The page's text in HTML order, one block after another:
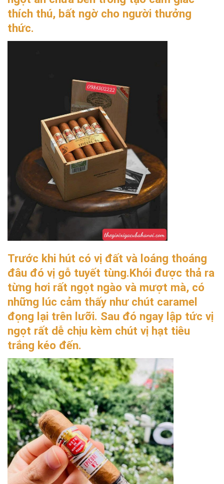
thích thú, bất ngờ cho người thưởng
thức.
Trước khi hút có vị đất và loáng thoáng
đâu đó vị gỗ tuyết tùng.Khói được thả ra
từng hơi rất ngọt ngào và mượt mà, có
những lúc cảm thấy như chút caramel
đọng lại trên lưỡi. Sau đó ngay lập tức vị
ngọt rất dễ chịu kèm chút vị hạt tiêu
trắng kéo đến.